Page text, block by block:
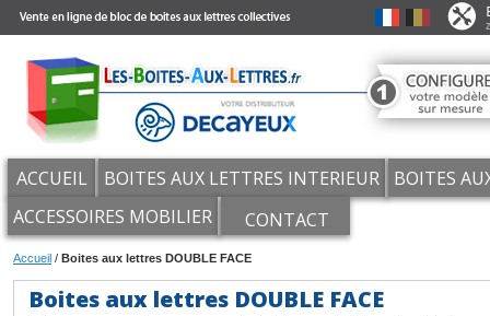
ACCUEIL BOITES AUX LETTRES INTERIEUR
BOITES
ACCESSOIRES MOBILIER
CONTACT
Accueil / Boites aux lettres DOUBLE FACE
Boites aux lettres DOUBLE FACE